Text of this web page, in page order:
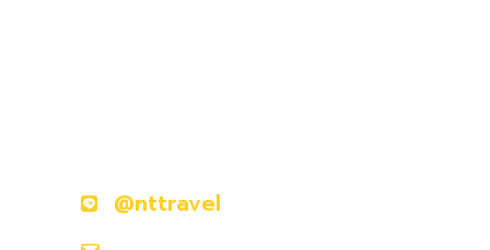
@nttravel